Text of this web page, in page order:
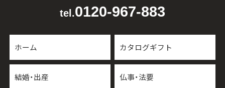
tel.0120-967-883
ホーム カタログギフト
結婚・出産 仏事・法要